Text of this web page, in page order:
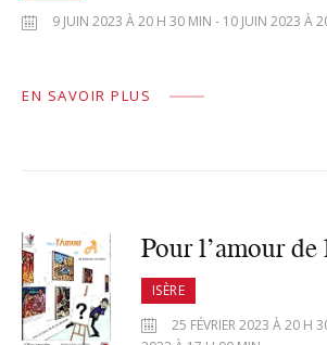
9 JUIN 2023 À 20 H 30 MIN - 10 JUIN 2023 À
EN SAVOIR PLUS
Pour l’amour de
ISÈRE
25 FÉVRIER 2023 À 20 H